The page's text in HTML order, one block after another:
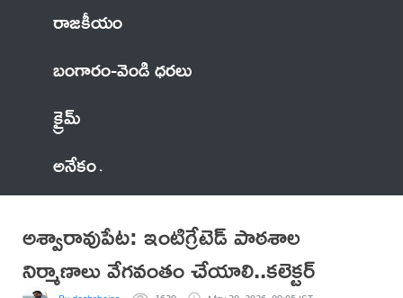
రాజకీయం
బంగారం-వెండి ధరలు
క్రైమ్
అనేకం
అశ్వారావుపేట: ఇంటిగ్రేటెడ్ పాఠశాల
నిర్మాణాలు వేగవంతం చేయాలి..కలెక్టర్